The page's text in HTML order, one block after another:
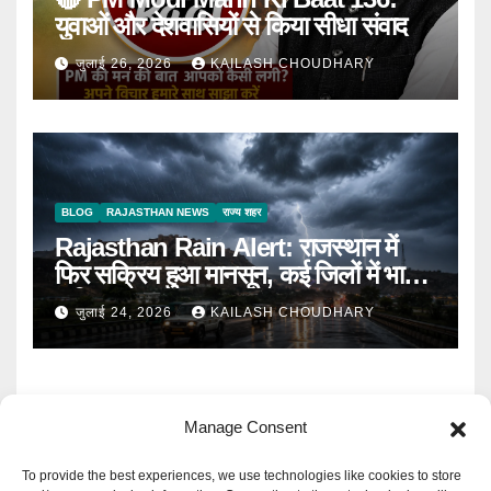
Manage Consent
To provide the best experiences, we use technologies like cookies to store
युवाओं और देशवासियों से किया सीधा संवाद
जुलाई 26, 2026 KAILASH CHOUDHARY
BLOG RAJASTHAN NEWS राज्य शहर
Rajasthan Rain Alert: राजस्थान में
फिर सक्रिय हुआ मानसून, कई जिलों में भारी
बारिश का Alert
जुलाई 24, 2026 KAILASH CHOUDHARY